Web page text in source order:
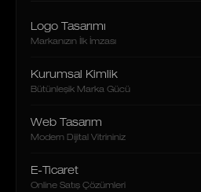
Logo Tasarımı
Markanızın İlk İmzası
Kurumsal Kimlik
Bütünleşik Marka Gücü
Web Tasarım
Modern Dijital Vitrininiz
E-Ticaret
Online Satış Çözümleri